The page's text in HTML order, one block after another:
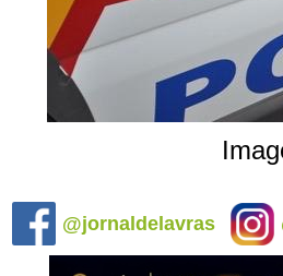
@jornaldelavras